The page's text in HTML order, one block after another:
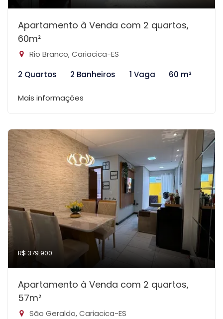
Apartamento à Venda com 2 quartos,
60m²
Rio Branco, Cariacica-ES
2 Quartos
2 Banheiros 1 Vaga 60 m²
Mais informações
R$ 379.900
Apartamento à Venda com 2 quartos,
57m²
São Geraldo, Cariacica-ES